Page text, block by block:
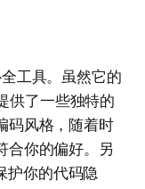
工具。虽然它的
供了一些独特的
码风格，随着时
合你的偏好。另
护你的代码隐